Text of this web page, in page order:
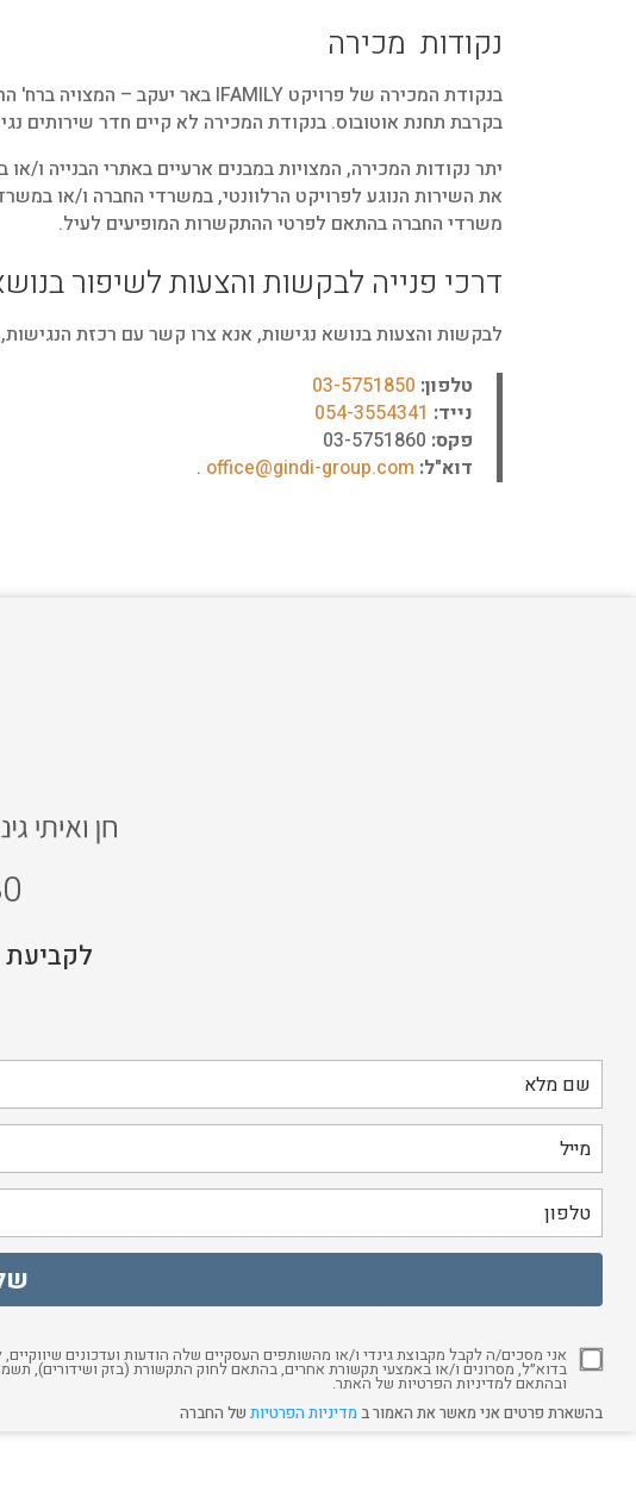
נקודות מכירה
בקרבת תחנת אוטובוס. בנקודת המכירה לא קיים חדר שירותים
יתר נקודות המכירה, המצויות במבנים ארעיים באתרי הבנייה ו/
את השירות הנוגע לפרויקט הרלוונטי, במשרדי החברה ו/או
משרדי החברה בהתאם לפרטי ההתקשרות המופיעים לעיל.
דרכי פנייה לבקשות והצעות לשיפור
לבקשות והצעות בנושא נגישות, אנא צרו קשר עם רכזת
טלפון: 03-5751850
נייד: 054-3554341
פקס:
דוא"ל: office@gindi-group.com
.
אני מסכים/ה לקבל מקבוצת גינדי ו/או מהשותפים העסקיים שלה הודעות ועדכונים שיווקיים,
ובהתאם למדיניות הפרטיות של האתר.
בהשארת פרטים אני מאשר את האמור ב מדיניות הפרטיותשל החברה